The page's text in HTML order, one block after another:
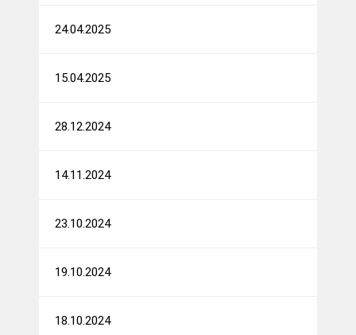
24.04.2025
15.04.2025
28.12.2024
14.11.2024
23.10.2024
19.10.2024
18.10.2024